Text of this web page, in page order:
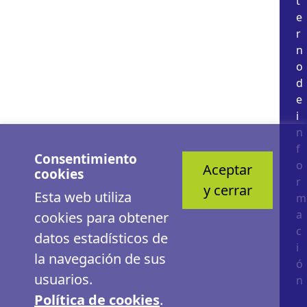
Consentimiento
cookies
Esta web utiliza
cookies para obtener
datos estadísticos de
la navegación de sus
usuarios.
Política de cookies.
Aceptar
y cerrar
e
r
n
o
d
e
i
n
f
o
r
m
a
c
i
ó
n